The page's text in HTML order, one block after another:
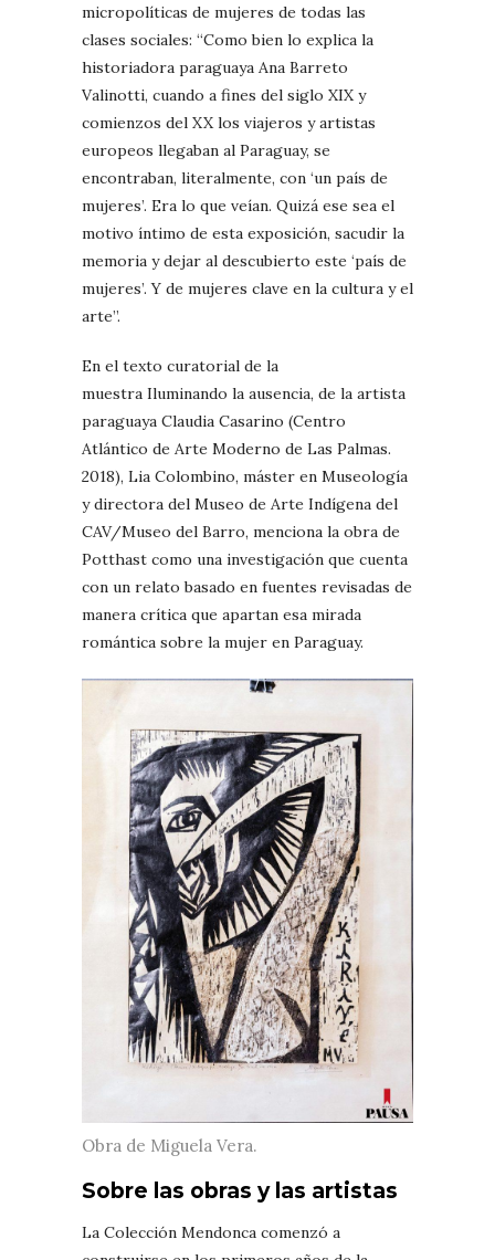
micropolíticas de mujeres de todas las
clases sociales: “Como bien lo explica la
historiadora paraguaya Ana Barreto
Valinotti, cuando a fines del siglo XIX y
comienzos del XX los viajeros y artistas
europeos llegaban al Paraguay, se
encontraban, literalmente, con ‘un país de
mujeres’. Era lo que veían. Quizá ese sea el
motivo íntimo de esta exposición, sacudir la
memoria y dejar al descubierto este ‘país de
mujeres’. Y de mujeres clave en la cultura y el
arte”.
En el texto curatorial de la
muestra Iluminando la ausencia, de la artista
paraguaya Claudia Casarino (Centro
Atlántico de Arte Moderno de Las Palmas.
2018), Lia Colombino, máster en Museología
y directora del Museo de Arte Indígena del
CAV/Museo del Barro, menciona la obra de
Potthast como una investigación que cuenta
con un relato basado en fuentes revisadas de
manera crítica que apartan esa mirada
romántica sobre la mujer en Paraguay.
Obra de Miguela Vera.
Sobre las obras y las artistas
La Colección Mendonca comenzó a